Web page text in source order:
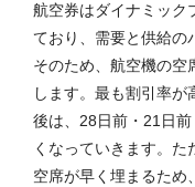
航空券はダイナミック
ており、需要と供給の
そのため、航空機の空
します。最も割引率
後は、28日前・21日
くなっていきます。
空席が早く埋まるため